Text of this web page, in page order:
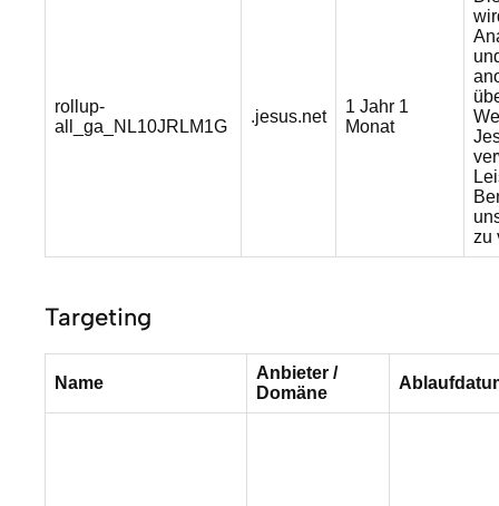
rollup-
all_ga_NL10JRLM1G
.jesus.net
1 Jahr 1
Monat
zu
Targeting
Name
Anbieter /
Domäne